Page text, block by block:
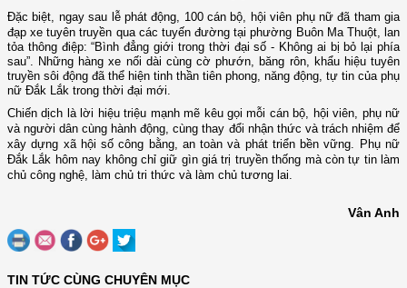
Đặc biệt, ngay sau lễ phát động, 100 cán bộ, hội viên phụ nữ đã tham gia
đạp xe tuyên truyền qua các tuyến đường tại phường Buôn Ma Thuột, lan
tỏa thông điệp: “Bình đẳng giới trong thời đại số - Không ai bị bỏ lại phía
sau”. Những hàng xe nối dài cùng cờ phướn, băng rôn, khẩu hiệu tuyên
truyền sôi động đã thể hiện tinh thần tiên phong, năng động, tự tin của phụ
nữ Đắk Lắk trong thời đại mới.
Chiến dịch là lời hiệu triệu mạnh mẽ kêu gọi mỗi cán bộ, hội viên, phụ nữ
và người dân cùng hành động, cùng thay đổi nhận thức và trách nhiệm để
xây dựng xã hội số công bằng, an toàn và phát triển bền vững. Phụ nữ
Đắk Lắk hôm nay không chỉ giữ gìn giá trị truyền thống mà còn tự tin làm
chủ công nghệ, làm chủ tri thức và làm chủ tương lai.
Vân Anh
TIN TỨC CÙNG CHUYÊN MỤC